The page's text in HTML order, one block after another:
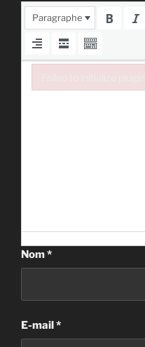
Paragraphe
Nom*
E-mail*
Failed to initialize plugin: